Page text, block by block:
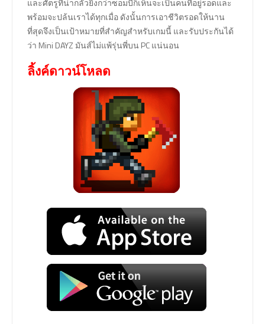
พร้อมจะปล้นเราได้ทุกเมื่อ ดังนั้นการเอาชีวิตรอดให้นาน
ที่สุดจึงเป็นเป้าหมายที่สำคัญสำหรับเกมนี้ และรับประกันได้
ว่า Mini DAYZ มันส์ไม่แพ้รุ่นพี่บน PC แน่นอน
ลิ้งค์ดาวน์โหลด